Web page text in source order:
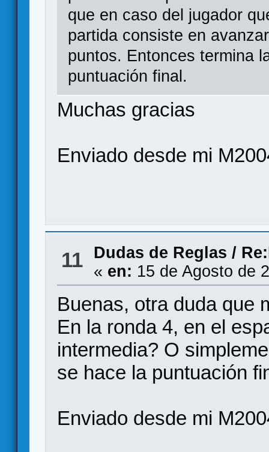
que en caso del jugador
partida consiste en
puntos. Entonces termina
puntuación final.
Muchas gracias
Enviado desde mi
11 Dudas de Reglas /
« en: 15 de Agosto de
Buenas, otra duda que
En la ronda 4, en el
intermedia? O
se hace la puntuación
Enviado desde mi